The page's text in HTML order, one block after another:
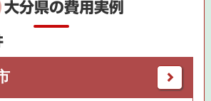
大分県の費用実例